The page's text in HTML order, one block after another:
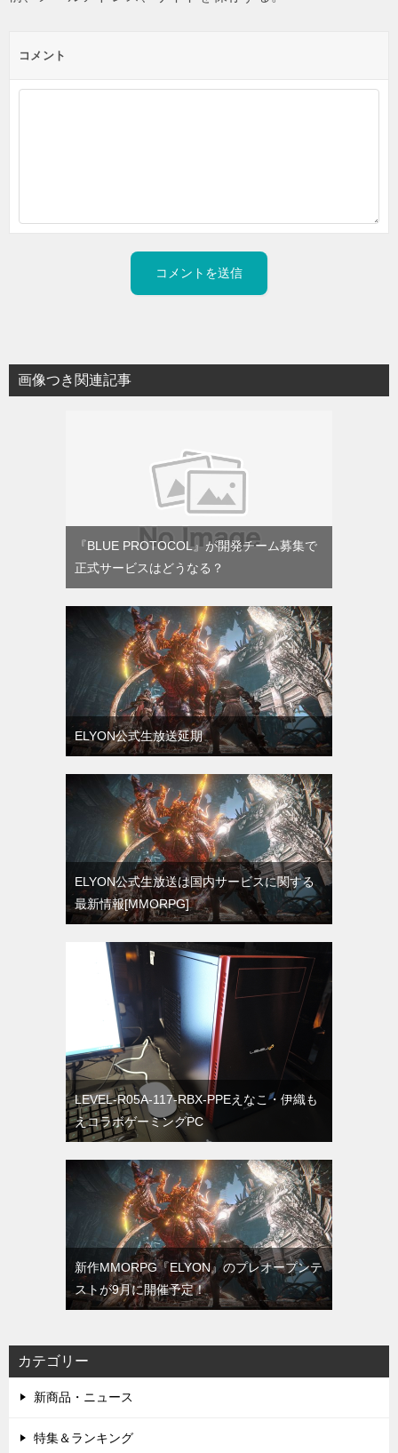
コメント
画像つき関連記事
『BLUE PROTOCOL』が開発チーム募集で
正式サービスはどうなる？
ELYON公式生放送延期
ELYON公式生放送は国内サービスに関する
最新情報[MMORPG]
LEVEL-R05A-117-RBX-PPEえなこ・伊織も
えコラボゲーミングPC
新作MMORPG『ELYON』のプレオープンテ
ストが9月に開催予定！
カテゴリー
新商品・ニュース
特集＆ランキング